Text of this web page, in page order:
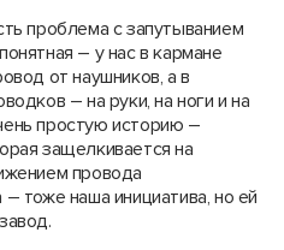
проблема с запутыванием
– у нас в кармане
от наушников, а в
– на руки, на ноги и на
простую историю –
защелкивается на
провода
тоже наша инициатива, но ей